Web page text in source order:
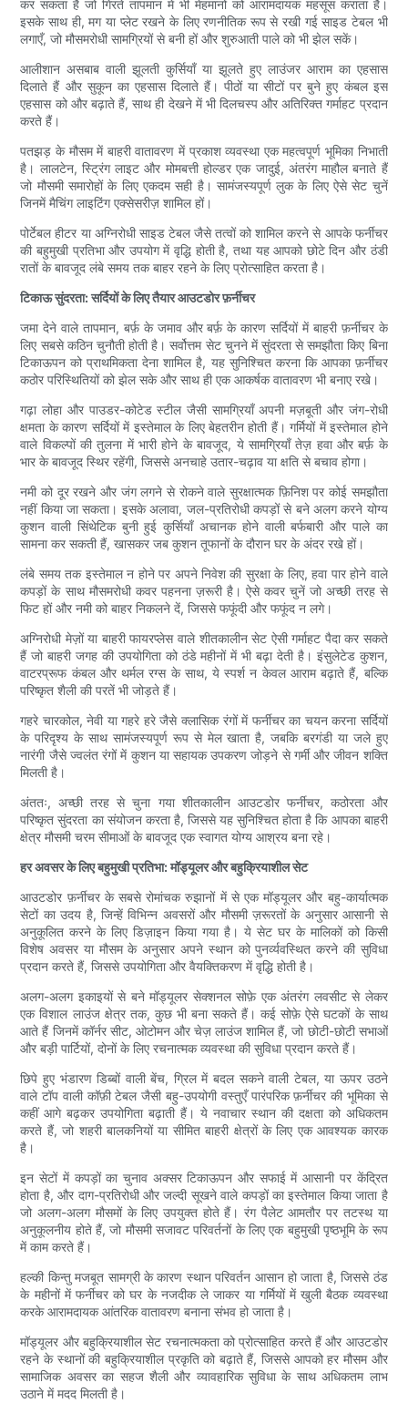
कर सकता है जो गिरते तापमान में भी मेहमानों को आरामदायक महसूस कराता है।
इसके साथ ही, मग या प्लेट रखने के लिए रणनीतिक रूप से रखी गई साइड टेबल भी
लगाएँ, जो मौसमरोधी सामग्रियों से बनी हों और शुरुआती पाले को भी झेल सकें।
आलीशान असबाब वाली झूलती कुर्सियाँ या झूलते हुए लाउंजर आराम का एहसास
दिलाते हैं और सुकून का एहसास दिलाते हैं। पीठों या सीटों पर बुने हुए कंबल इस
एहसास को और बढ़ाते हैं, साथ ही देखने में भी दिलचस्प और अतिरिक्त गर्माहट प्रदान
करते हैं।
पतझड़ के मौसम में बाहरी वातावरण में प्रकाश व्यवस्था एक महत्वपूर्ण भूमिका निभाती
है। लालटेन, स्ट्रिंग लाइट और मोमबत्ती होल्डर एक जादुई, अंतरंग माहौल बनाते हैं
जो मौसमी समारोहों के लिए एकदम सही है। सामंजस्यपूर्ण लुक के लिए ऐसे सेट चुनें
जिनमें मैचिंग लाइटिंग एक्सेसरीज़ शामिल हों।
पोर्टेबल हीटर या अग्निरोधी साइड टेबल जैसे तत्वों को शामिल करने से आपके फर्नीचर
की बहुमुखी प्रतिभा और उपयोग में वृद्धि होती है, तथा यह आपको छोटे दिन और ठंडी
रातों के बावजूद लंबे समय तक बाहर रहने के लिए प्रोत्साहित करता है।
टिकाऊ सुंदरता: सर्दियों के लिए तैयार आउटडोर फ़र्नीचर
जमा देने वाले तापमान, बर्फ़ के जमाव और बर्फ़ के कारण सर्दियों में बाहरी फ़र्नीचर के
लिए सबसे कठिन चुनौती होती है। सर्वोत्तम सेट चुनने में सुंदरता से समझौता किए बिना
टिकाऊपन को प्राथमिकता देना शामिल है, यह सुनिश्चित करना कि आपका फ़र्नीचर
कठोर परिस्थितियों को झेल सके और साथ ही एक आकर्षक वातावरण भी बनाए रखे।
गढ़ा लोहा और पाउडर-कोटेड स्टील जैसी सामग्रियाँ अपनी मज़बूती और जंग-रोधी
क्षमता के कारण सर्दियों में इस्तेमाल के लिए बेहतरीन होती हैं। गर्मियों में इस्तेमाल होने
वाले विकल्पों की तुलना में भारी होने के बावजूद, ये सामग्रियाँ तेज़ हवा और बर्फ़ के
भार के बावजूद स्थिर रहेंगी, जिससे अनचाहे उतार-चढ़ाव या क्षति से बचाव होगा।
नमी को दूर रखने और जंग लगने से रोकने वाले सुरक्षात्मक फ़िनिश पर कोई समझौता
नहीं किया जा सकता। इसके अलावा, जल-प्रतिरोधी कपड़ों से बने अलग करने योग्य
कुशन वाली सिंथेटिक बुनी हुई कुर्सियाँ अचानक होने वाली बर्फबारी और पाले का
सामना कर सकती हैं, खासकर जब कुशन तूफानों के दौरान घर के अंदर रखे हों।
लंबे समय तक इस्तेमाल न होने पर अपने निवेश की सुरक्षा के लिए, हवा पार होने वाले
कपड़ों के साथ मौसमरोधी कवर पहनना ज़रूरी है। ऐसे कवर चुनें जो अच्छी तरह से
फिट हों और नमी को बाहर निकलने दें, जिससे फफूंदी और फफूंद न लगे।
अग्निरोधी मेज़ों या बाहरी फायरप्लेस वाले शीतकालीन सेट ऐसी गर्माहट पैदा कर सकते
हैं जो बाहरी जगह की उपयोगिता को ठंडे महीनों में भी बढ़ा देती है। इंसुलेटेड कुशन,
वाटरप्रूफ कंबल और थर्मल रग्स के साथ, ये स्पर्श न केवल आराम बढ़ाते हैं, बल्कि
परिष्कृत शैली की परतें भी जोड़ते हैं।
गहरे चारकोल, नेवी या गहरे हरे जैसे क्लासिक रंगों में फर्नीचर का चयन करना सर्दियों
के परिदृश्य के साथ सामंजस्यपूर्ण रूप से मेल खाता है, जबकि बरगंडी या जले हुए
नारंगी जैसे ज्वलंत रंगों में कुशन या सहायक उपकरण जोड़ने से गर्मी और जीवन शक्ति
मिलती है।
अंततः, अच्छी तरह से चुना गया शीतकालीन आउटडोर फर्नीचर, कठोरता और
परिष्कृत सुंदरता का संयोजन करता है, जिससे यह सुनिश्चित होता है कि आपका बाहरी
क्षेत्र मौसमी चरम सीमाओं के बावजूद एक स्वागत योग्य आश्रय बना रहे।
हर अवसर के लिए बहुमुखी प्रतिभा: मॉड्यूलर और बहुक्रियाशील सेट
आउटडोर फ़र्नीचर के सबसे रोमांचक रुझानों में से एक मॉड्यूलर और बहु-कार्यात्मक
सेटों का उदय है, जिन्हें विभिन्न अवसरों और मौसमी ज़रूरतों के अनुसार आसानी से
अनुकूलित करने के लिए डिज़ाइन किया गया है। ये सेट घर के मालिकों को किसी
विशेष अवसर या मौसम के अनुसार अपने स्थान को पुनर्व्यवस्थित करने की सुविधा
प्रदान करते हैं, जिससे उपयोगिता और वैयक्तिकरण में वृद्धि होती है।
अलग-अलग इकाइयों से बने मॉड्यूलर सेक्शनल सोफ़े एक अंतरंग लवसीट से लेकर
एक विशाल लाउंज क्षेत्र तक, कुछ भी बना सकते हैं। कई सोफ़े ऐसे घटकों के साथ
आते हैं जिनमें कॉर्नर सीट, ओटोमन और चेज़ लाउंज शामिल हैं, जो छोटी-छोटी सभाओं
और बड़ी पार्टियों, दोनों के लिए रचनात्मक व्यवस्था की सुविधा प्रदान करते हैं।
छिपे हुए भंडारण डिब्बों वाली बेंच, ग्रिल में बदल सकने वाली टेबल, या ऊपर उठने
वाले टॉप वाली कॉफ़ी टेबल जैसी बहु-उपयोगी वस्तुएँ पारंपरिक फ़र्नीचर की भूमिका से
कहीं आगे बढ़कर उपयोगिता बढ़ाती हैं। ये नवाचार स्थान की दक्षता को अधिकतम
करते हैं, जो शहरी बालकनियों या सीमित बाहरी क्षेत्रों के लिए एक आवश्यक कारक
है।
इन सेटों में कपड़ों का चुनाव अक्सर टिकाऊपन और सफाई में आसानी पर केंद्रित
होता है, और दाग-प्रतिरोधी और जल्दी सूखने वाले कपड़ों का इस्तेमाल किया जाता है
जो अलग-अलग मौसमों के लिए उपयुक्त होते हैं। रंग पैलेट आमतौर पर तटस्थ या
अनुकूलनीय होते हैं, जो मौसमी सजावट परिवर्तनों के लिए एक बहुमुखी पृष्ठभूमि के रूप
में काम करते हैं।
हल्की किन्तु मजबूत सामग्री के कारण स्थान परिवर्तन आसान हो जाता है, जिससे ठंड
के महीनों में फर्नीचर को घर के नजदीक ले जाकर या गर्मियों में खुली बैठक व्यवस्था
करके आरामदायक आंतरिक वातावरण बनाना संभव हो जाता है।
मॉड्यूलर और बहुक्रियाशील सेट रचनात्मकता को प्रोत्साहित करते हैं और आउटडोर
रहने के स्थानों की बहुक्रियाशील प्रकृति को बढ़ाते हैं, जिससे आपको हर मौसम और
सामाजिक अवसर का सहज शैली और व्यावहारिक सुविधा के साथ अधिकतम लाभ
उठाने में मदद मिलती है।